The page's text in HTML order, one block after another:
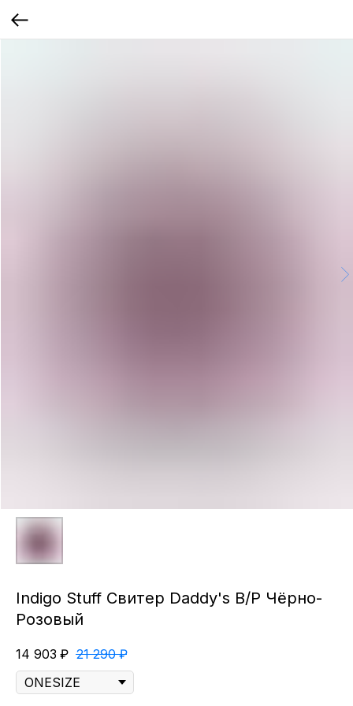
Indigo Stuff Свитер Daddy's B/P Чёрно-
Розовый
14 903 ₽ 21 290 ₽